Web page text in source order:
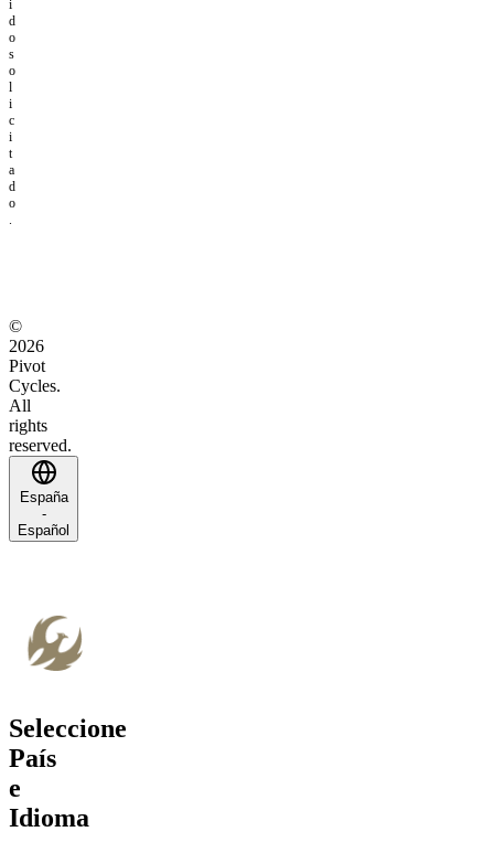
i
d
o
s
o
l
i
c
i
t
a
d
o
.
©
2026
Pivot
Cycles.
All
rights
reserved.
España
-
Español
Seleccione
País
e
Idioma